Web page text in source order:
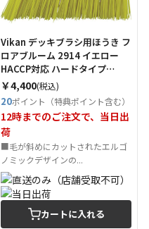
Vikan デッキブラシ用ほうき フ
ロアブルーム 2914 イエロー
HACCP対応 ハードタイプ
（Tcode：4966945）
￥4,400(税込)
20ポイント（特典ポイント含む）
12時までのご注文で、当日出
荷
■毛が斜めにカットされたエルゴ
ノミックデザインの...
カートに入れる